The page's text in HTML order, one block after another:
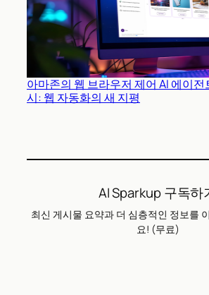
아마존의 웹 브라우저 제어 AI 에이전
시: 웹 자동화의 새 지평
AI Sparkup 구독하
최신 게시물 요약과 더 심층적인 정보를
요! (무료)